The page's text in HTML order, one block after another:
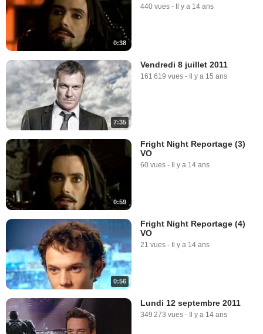
0:38
440 vues - Il y a 14 ans
7:35
Vendredi 8 juillet 2011
161 619 vues - Il y a 15 ans
0:59
Fright Night Reportage (3)
VO
60 vues - Il y a 14 ans
0:56
Fright Night Reportage (4)
VO
21 vues - Il y a 14 ans
Lundi 12 septembre 2011
349 273 vues - Il y a 14 ans